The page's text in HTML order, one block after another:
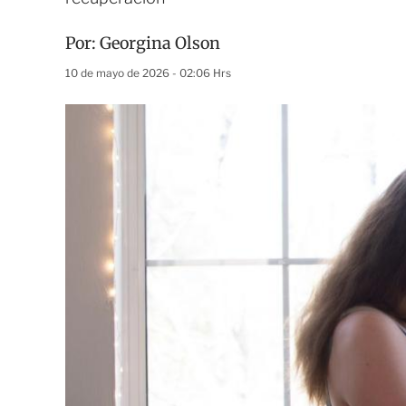
Por: Georgina Olson
10 de mayo de 2026 - 02:06 Hrs